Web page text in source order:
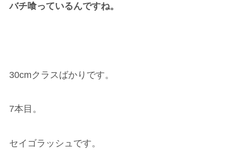
バチ喰っているんですね。
30cmクラスばかりです。
7本目。
セイゴラッシュです。